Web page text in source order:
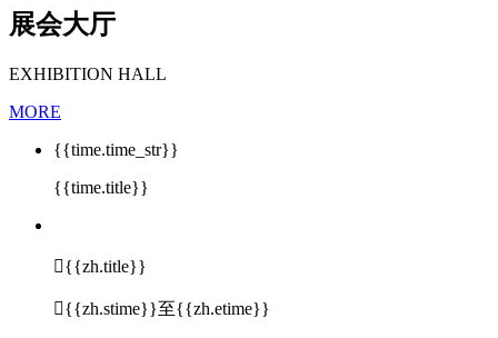
展会大厅
EXHIBITION HALL
MORE
{{time.time_str}}
{{time.title}}
{{zh.title}}
{{zh.stime}}至{{zh.etime}}